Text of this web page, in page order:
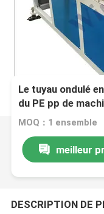
Le tuyau ondulé
du PE pp de
MOQ：1 ensemble
meilleur
DESCRIPTION DE